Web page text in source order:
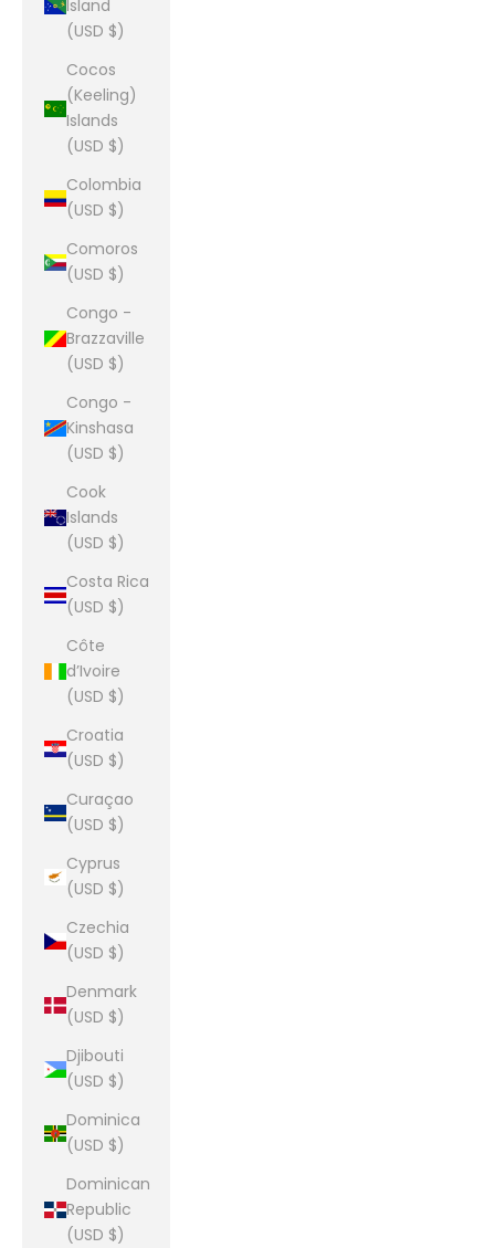
Island
(USD $)
Cocos
(Keeling)
Islands
(USD $)
Colombia
(USD $)
Comoros
(USD $)
Congo -
Brazzaville
(USD $)
Congo -
Kinshasa
(USD $)
Cook
Islands
(USD $)
Costa Rica
(USD $)
Côte
d’Ivoire
(USD $)
Croatia
(USD $)
Curaçao
(USD $)
Cyprus
(USD $)
Czechia
(USD $)
Denmark
(USD $)
Djibouti
(USD $)
Dominica
(USD $)
Dominican
Republic
(USD $)